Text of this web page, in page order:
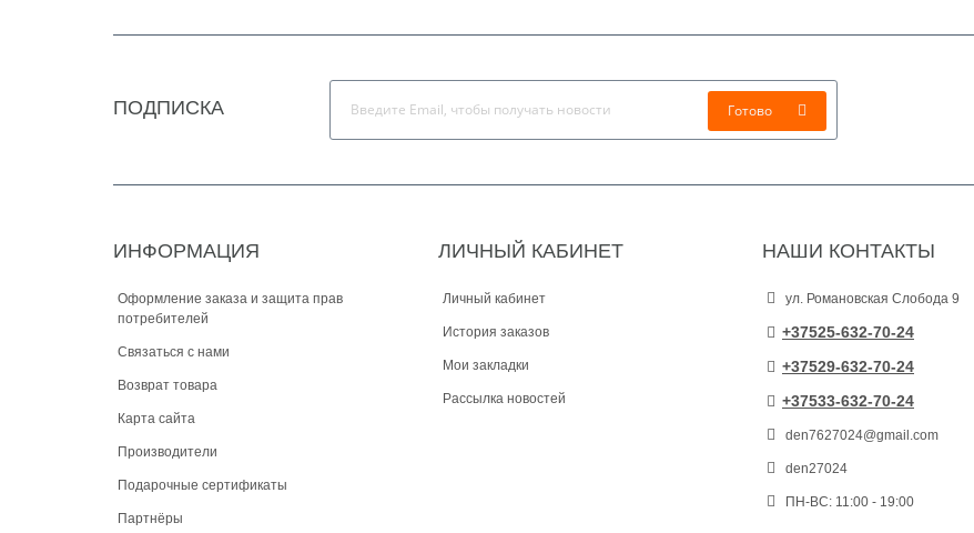
ПОДПИСКА Готово
ИНФОРМАЦИЯ
Оформление заказа и защита прав
потребителей
Связаться с нами
Возврат товара
Карта сайта
Производители
Подарочные сертификаты
Партнёры
ЛИЧНЫЙ КАБИНЕТ
Личный кабинет
История заказов
Мои закладки
Рассылка новостей
НАШИ КОНТАКТЫ
ул. Романовская Слобода 9
+37525-632-70-24
+37529-632-70-24
+37533-632-70-24
den7627024@gmail.com
den27024
ПН-ВС: 11:00 - 19:00